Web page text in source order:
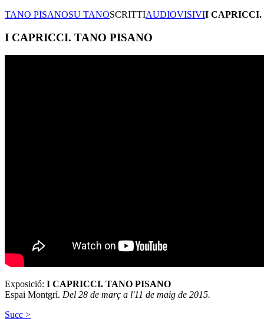
TANO PISANOSU TANOSCRITTIAUDIOVISIVII CAPRICCI.
I CAPRICCI. TANO PISANO
Exposició: I CAPRICCI. TANO PISANO
Espai Montgrí. Del 28 de març a l'11 de maig de 2015.
Succ >